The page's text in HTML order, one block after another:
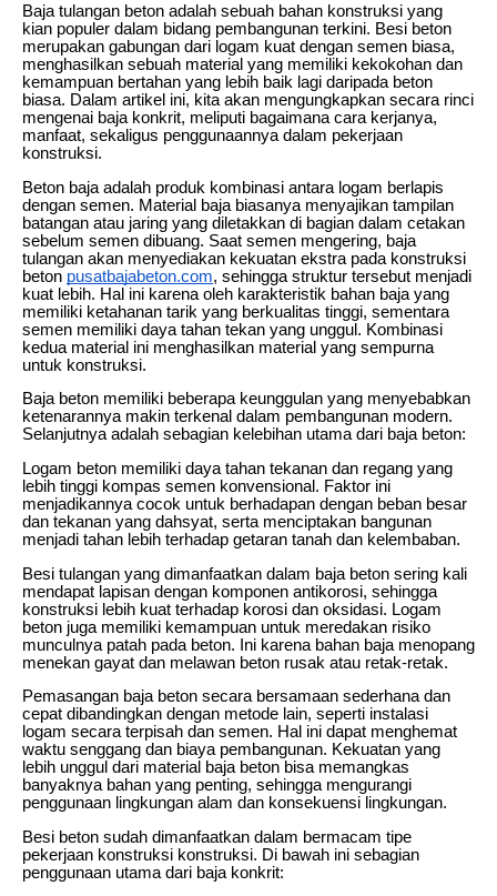
Baja tulangan beton adalah sebuah bahan konstruksi yang
kian populer dalam bidang pembangunan terkini. Besi beton
merupakan gabungan dari logam kuat dengan semen biasa,
menghasilkan sebuah material yang memiliki kekokohan dan
kemampuan bertahan yang lebih baik lagi daripada beton
biasa. Dalam artikel ini, kita akan mengungkapkan secara rinci
mengenai baja konkrit, meliputi bagaimana cara kerjanya,
manfaat, sekaligus penggunaannya dalam pekerjaan
konstruksi.
Beton baja adalah produk kombinasi antara logam berlapis
dengan semen. Material baja biasanya menyajikan tampilan
batangan atau jaring yang diletakkan di bagian dalam cetakan
sebelum semen dibuang. Saat semen mengering, baja
tulangan akan menyediakan kekuatan ekstra pada konstruksi
beton pusatbajabeton.com, sehingga struktur tersebut menjadi
kuat lebih. Hal ini karena oleh karakteristik bahan baja yang
memiliki ketahanan tarik yang berkualitas tinggi, sementara
semen memiliki daya tahan tekan yang unggul. Kombinasi
kedua material ini menghasilkan material yang sempurna
untuk konstruksi.
Baja beton memiliki beberapa keunggulan yang menyebabkan
ketenarannya makin terkenal dalam pembangunan modern.
Selanjutnya adalah sebagian kelebihan utama dari baja beton:
Logam beton memiliki daya tahan tekanan dan regang yang
lebih tinggi kompas semen konvensional. Faktor ini
menjadikannya cocok untuk berhadapan dengan beban besar
dan tekanan yang dahsyat, serta menciptakan bangunan
menjadi tahan lebih terhadap getaran tanah dan kelembaban.
Besi tulangan yang dimanfaatkan dalam baja beton sering kali
mendapat lapisan dengan komponen antikorosi, sehingga
konstruksi lebih kuat terhadap korosi dan oksidasi. Logam
beton juga memiliki kemampuan untuk meredakan risiko
munculnya patah pada beton. Ini karena bahan baja menopang
menekan gayat dan melawan beton rusak atau retak-retak.
Pemasangan baja beton secara bersamaan sederhana dan
cepat dibandingkan dengan metode lain, seperti instalasi
logam secara terpisah dan semen. Hal ini dapat menghemat
waktu senggang dan biaya pembangunan. Kekuatan yang
lebih unggul dari material baja beton bisa memangkas
banyaknya bahan yang penting, sehingga mengurangi
penggunaan lingkungan alam dan konsekuensi lingkungan.
Besi beton sudah dimanfaatkan dalam bermacam tipe
pekerjaan konstruksi konstruksi. Di bawah ini sebagian
penggunaan utama dari baja konkrit: